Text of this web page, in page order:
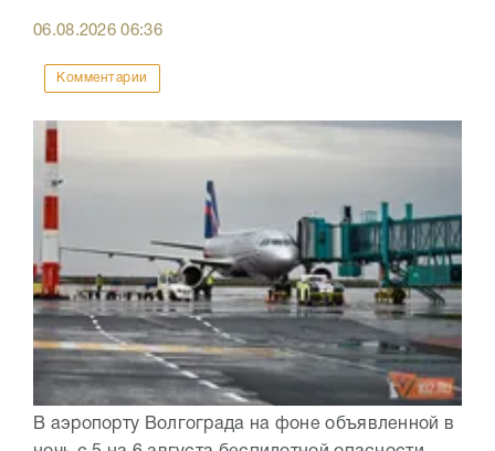
06.08.202606:36
Комментарии
В аэропорту Волгограда на фоне объявленной в